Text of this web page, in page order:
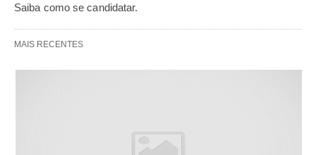
Saiba como se candidatar.
MAIS RECENTES